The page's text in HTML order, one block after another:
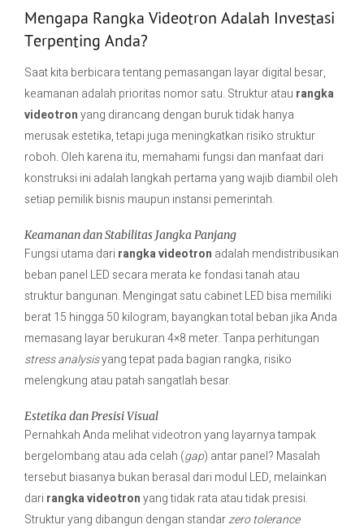
Mengapa Rangka Videotron Adalah Investasi
Terpenting Anda?
Saat kita berbicara tentang pemasangan layar digital besar,
keamanan adalah prioritas nomor satu. Struktur atau rangka
videotronyang dirancang dengan buruk tidak hanya
merusak estetika, tetapi juga meningkatkan risiko struktur
roboh. Oleh karena itu, memahami fungsi dan manfaat dari
konstruksi ini adalah langkah pertama yang wajib diambil oleh
setiap pemilik bisnis maupun instansi pemerintah.
Keamanan dan Stabilitas Jangka Panjang
Fungsi utama dari rangka videotron adalah mendistribusikan
beban panel LED secara merata ke fondasi tanah atau
struktur bangunan. Mengingat satu cabinet LED bisa memiliki
berat 15 hingga 50 kilogram, bayangkan total beban jika Anda
memasang layar berukuran 4×8 meter. Tanpa perhitungan
stress analysisyang tepat pada bagian rangka, risiko
melengkung atau patah sangatlah besar.
Estetika dan Presisi Visual
Pernahkah Anda melihat videotron yang layarnya tampak
bergelombang atau ada celah (gap) antar panel? Masalah
tersebut biasanya bukan berasal dari modul LED, melainkan
dari rangka videotronyang tidak rata atau tidak presisi.
Struktur yang dibangun dengan standarzero tolerance